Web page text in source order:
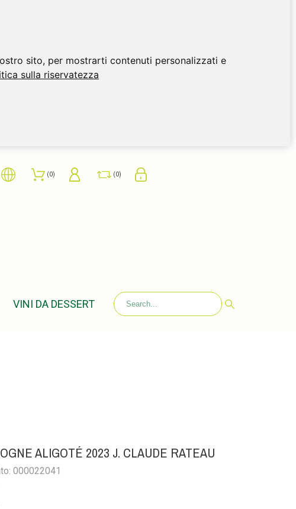
sito, per mostrarti contenuti personalizzati e
sulla riservatezza
0 0
VINI DA DESSERT
ALIGOTÉ 2023 J. CLAUDE RATEAU
000022041